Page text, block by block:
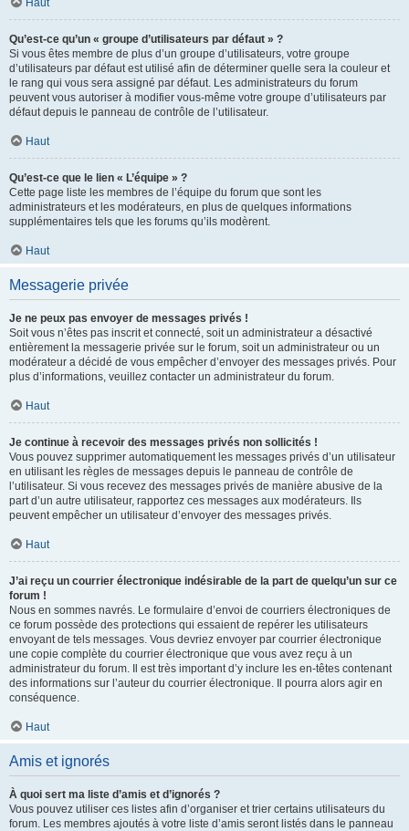
Haut
Qu’est-ce qu’un « groupe d’utilisateurs par défaut » ?
Si vous êtes membre de plus d’un groupe d’utilisateurs, votre groupe
d’utilisateurs par défaut est utilisé afin de déterminer quelle sera la couleur et
le rang qui vous sera assigné par défaut. Les administrateurs du forum
peuvent vous autoriser à modifier vous-même votre groupe d’utilisateurs par
défaut depuis le panneau de contrôle de l’utilisateur.
Haut
Qu’est-ce que le lien « L’équipe » ?
Cette page liste les membres de l’équipe du forum que sont les
administrateurs et les modérateurs, en plus de quelques informations
supplémentaires tels que les forums qu’ils modèrent.
Haut
Messagerie privée
Je ne peux pas envoyer de messages privés !
Soit vous n’êtes pas inscrit et connecté, soit un administrateur a désactivé
entièrement la messagerie privée sur le forum, soit un administrateur ou un
modérateur a décidé de vous empêcher d’envoyer des messages privés. Pour
plus d’informations, veuillez contacter un administrateur du forum.
Haut
Je continue à recevoir des messages privés non sollicités !
Vous pouvez supprimer automatiquement les messages privés d’un utilisateur
en utilisant les règles de messages depuis le panneau de contrôle de
l’utilisateur. Si vous recevez des messages privés de manière abusive de la
part d’un autre utilisateur, rapportez ces messages aux modérateurs. Ils
peuvent empêcher un utilisateur d’envoyer des messages privés.
Haut
J’ai reçu un courrier électronique indésirable de la part de quelqu’un sur ce
forum !
Nous en sommes navrés. Le formulaire d’envoi de courriers électroniques de
ce forum possède des protections qui essaient de repérer les utilisateurs
envoyant de tels messages. Vous devriez envoyer par courrier électronique
une copie complète du courrier électronique que vous avez reçu à un
administrateur du forum. Il est très important d’y inclure les en-têtes contenant
des informations sur l’auteur du courrier électronique. Il pourra alors agir en
conséquence.
Haut
Amis et ignorés
À quoi sert ma liste d’amis et d’ignorés ?
Vous pouvez utiliser ces listes afin d’organiser et trier certains utilisateurs du
forum. Les membres ajoutés à votre liste d’amis seront listés dans le panneau